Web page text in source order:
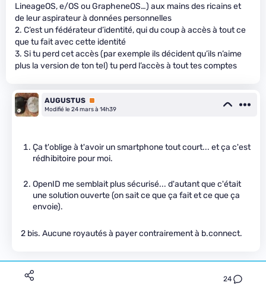
24
LineageOS, e/OS ou GrapheneOS…) aux mains des ricains et
de leur aspirateur à données personnelles
2. C’est un fédérateur d’identité, qui du coup à accès à tout ce
que tu fait avec cette identité
3. Si tu perd cet accès (par exemple ils décident qu’ils n’aime
plus la version de ton tel) tu perd l’accès à tout tes comptes
AUGUSTUS Premium
Modifié le 24 mars à 14h39
Ça t'oblige à t'avoir un smartphone tout court... et ça c'est
rédhibitoire pour moi.
OpenID me semblait plus sécurisé... d'autant que c'était
une solution ouverte (on sait ce que ça fait et ce que ça
envoie).
2 bis. Aucune royautés à payer contrairement à b.connect.